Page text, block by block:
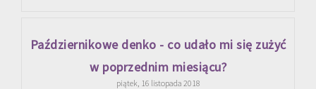
Październikowe denko - co udało mi się zużyć
w poprzednim miesiącu?
piątek, 16 listopada 2018